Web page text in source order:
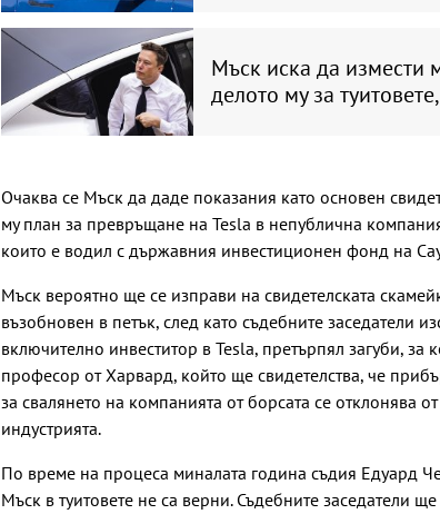
Мъск иска да измести
делото му за
Очаква се Мъск да даде показания като основен
му план за превръщане на Tesla в непублична
които е водил с държавния инвестиционен фонд на
Мъск вероятно ще се изправи на свидетелската
възобновен в петък, след като съдебните заседатели
включително инвеститор в Tesla, претърпял загуби, за
професор от Харвард, който ще свидетелства, че
за свалянето на компанията от борсата се отклонява
индустрията.
По време на процеса миналата година съдия Едуард
Мъск в туитовете не са верни. Съдебните заседатели